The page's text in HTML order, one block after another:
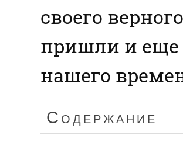
своего
пришли и еще
нашего
Содержание